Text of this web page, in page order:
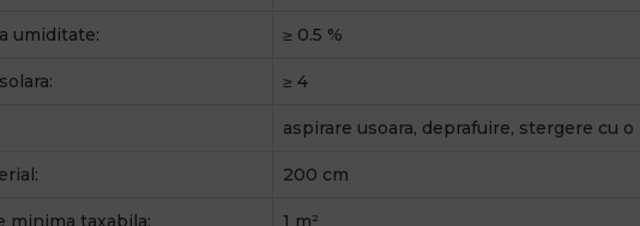
umiditate: ≥ 0.5 %
≥ 4
aspirare usoara, deprafuire, stergere cu o
200 cm
minima taxabila: 1 m²